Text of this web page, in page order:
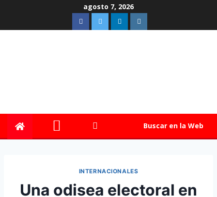
agosto 7, 2026
Buscar en la Web
INTERNACIONALES
Una odisea electoral en